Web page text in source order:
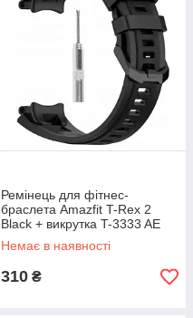
Ремінець для фітнес-
браслета Amazfit T-Rex 2
Black + викрутка T-3333 AE
Немає в наявності
310 ₴